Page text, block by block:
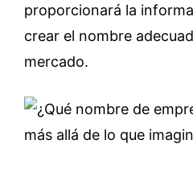
proporcionará la
crear el nombre
mercado.